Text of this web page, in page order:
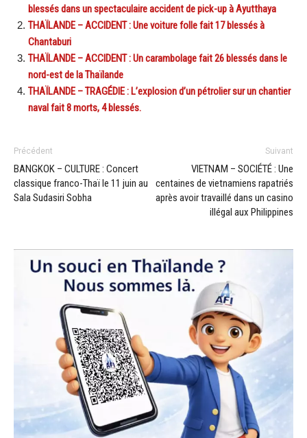
blessés dans un spectaculaire accident de pick-up à Ayutthaya
THAÏLANDE – ACCIDENT : Une voiture folle fait 17 blessés à
Chantaburi
THAÏLANDE – ACCIDENT : Un carambolage fait 26 blessés dans le
nord-est de la Thaïlande
THAÏLANDE – TRAGÉDIE : L’explosion d’un pétrolier sur un chantier
naval fait 8 morts, 4 blessés.
Précédent
BANGKOK – CULTURE : Concert
classique franco-Thaï le 11 juin au
Sala Sudasiri Sobha
Suivant
VIETNAM – SOCIÉTÉ : Une
centaines de vietnamiens rapatriés
après avoir travaillé dans un casino
illégal aux Philippines